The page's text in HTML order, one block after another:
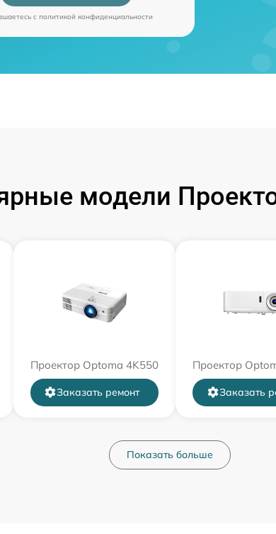
c политикой конфиденциальности
модели
Проектор Optoma 4K550
Заказать ремонт
Проектор
Заказать
Показать больше